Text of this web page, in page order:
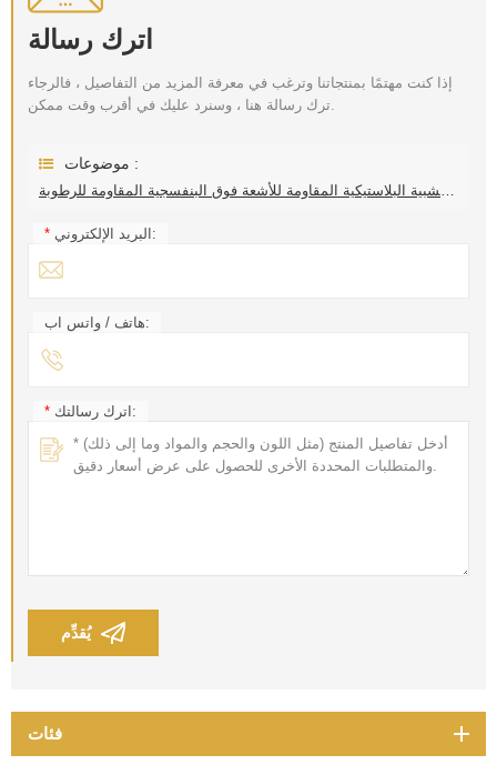
اترك رسالة
إذا كنت مهتمًا بمنتجاتنا وترغب في معرفة المزيد من التفاصيل ، فالرجاء
موضوعات :
* البريد الإلكتروني:
هاتف / واتس اب:
* اترك رسالتك:
يُقدِّم
فئات